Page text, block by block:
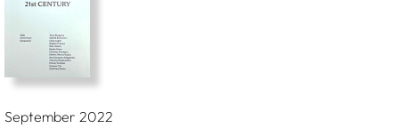
September 2022